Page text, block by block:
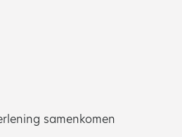
samenkomen